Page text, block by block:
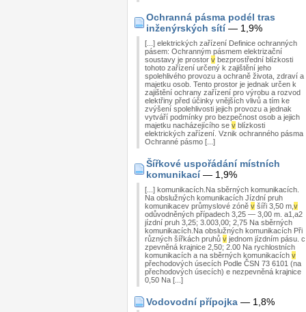
Ochranná pásma podél tras
inženýrských sítí— 1,9%
[...] elektrických zařízení Definice ochranných
pásem: Ochranným pásmem elektrizační
soustavy je prostor v bezprostřední blízkosti
tohoto zařízení určený k zajištění jeho
spolehlivého provozu a ochraně života, zdraví a
majetku osob. Tento prostor je jednak určen k
zajištění ochrany zařízení pro výrobu a rozvod
elektřiny před účinky vnějších vlivů a tím ke
zvýšení spolehlivosti jejich provozu a jednak
vytváří podmínky pro bezpečnost osob a jejich
majetku nacházejícího se v blízkosti
elektrických zařízení. Vznik ochranného pásma
Ochranné pásmo [...]
Šířkové uspořádání místních
komunikací— 1,9%
[...] komunikacích.Na sběrných komunikacích.
Na obslužných komunikacích Jízdní pruh
komunikacev průmyslové zóně v šíři 3,50 m, v
odůvodněných případech 3,25 — 3,00 m. a1,a2
jízdní pruh 3,25; 3.003,00; 2,75 Na sběrných
komunikacích.Na obslužných komunikacích Při
různých šířkách pruhů v jednom jízdním pásu. c
zpevněná krajnice 2,50; 2.00 Na rychlostních
komunikacích a na sběrných komunikacích v
přechodových úsecích Podle ČSN 73 6101 (na
přechodových úsecích) e nezpevněná krajnice
0,50 Na [...]
Vodovodní přípojka — 1,8%